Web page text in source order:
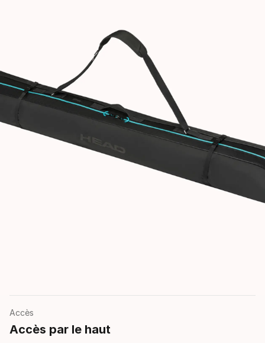
Accès
Accès par le haut